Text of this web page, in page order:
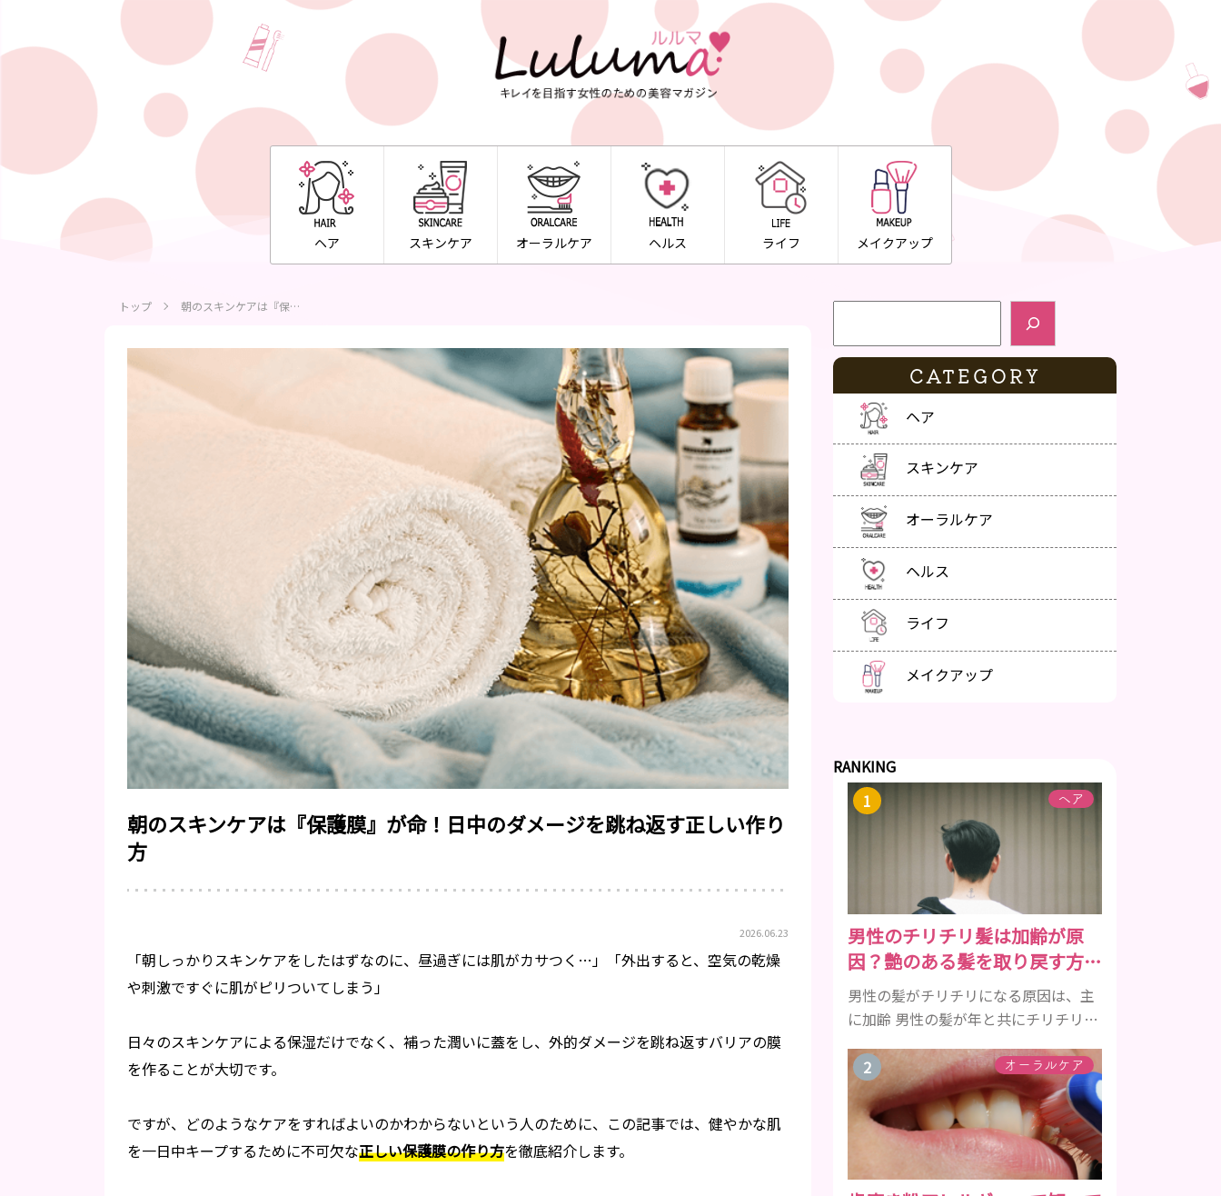
ヘア スキンケア オーラルケア ヘルス ライフ メイクアップ
トップ 朝のスキンケアは『保…
朝のスキンケアは『保護膜』が命！日中のダメージを跳ね返す正しい作り
方
2026.06.23
「朝しっかりスキンケアをしたはずなのに、昼過ぎには肌がカサつく…」「外出すると、空気の乾燥
や刺激ですぐに肌がピリついてしまう」
日々のスキンケアによる保湿だけでなく、補った潤いに蓋をし、外的ダメージを跳ね返すバリアの膜
を作ることが大切です。
ですが、どのようなケアをすればよいのかわからないという人のために、この記事では、健やかな肌
を一日中キープするために不可欠な正しい保護膜の作り方を徹底紹介します。
検索
CATEGORY
ヘア
スキンケア
オーラルケア
ヘルス
ライフ
メイクアップ
RANKING
ヘア
男性のチリチリ髪は加齢が原
因？艶のある髪を取り戻す方法
をご紹介
男性の髪がチリチリになる原因は、主
に加齢 男性の髪が年と共にチリチリに
い頃はしっかりとボリュームがあり、
髪にツヤがあった男性も、いつのまに
か髪がチリチリでペタンとするように
なったと感じる人もいるでしょう。特
に大人の男性としての魅力が出てくる
40代以降の男性に悩んでいる人が多い
オーラルケア